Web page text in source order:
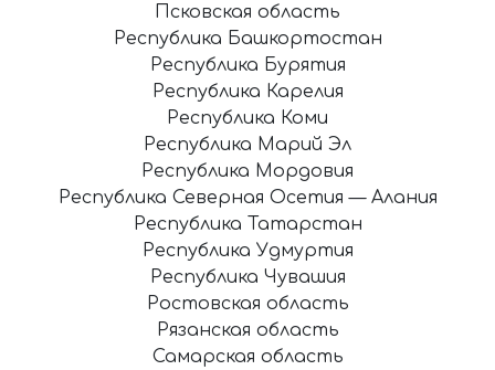
Псковская область
Республика Башкортостан
Республика Бурятия
Республика Карелия
Республика Коми
Республика Марий Эл
Республика Мордовия
Республика Северная Осетия — Алания
Республика Татарстан
Республика Удмуртия
Республика Чувашия
Ростовская область
Рязанская область
Самарская область